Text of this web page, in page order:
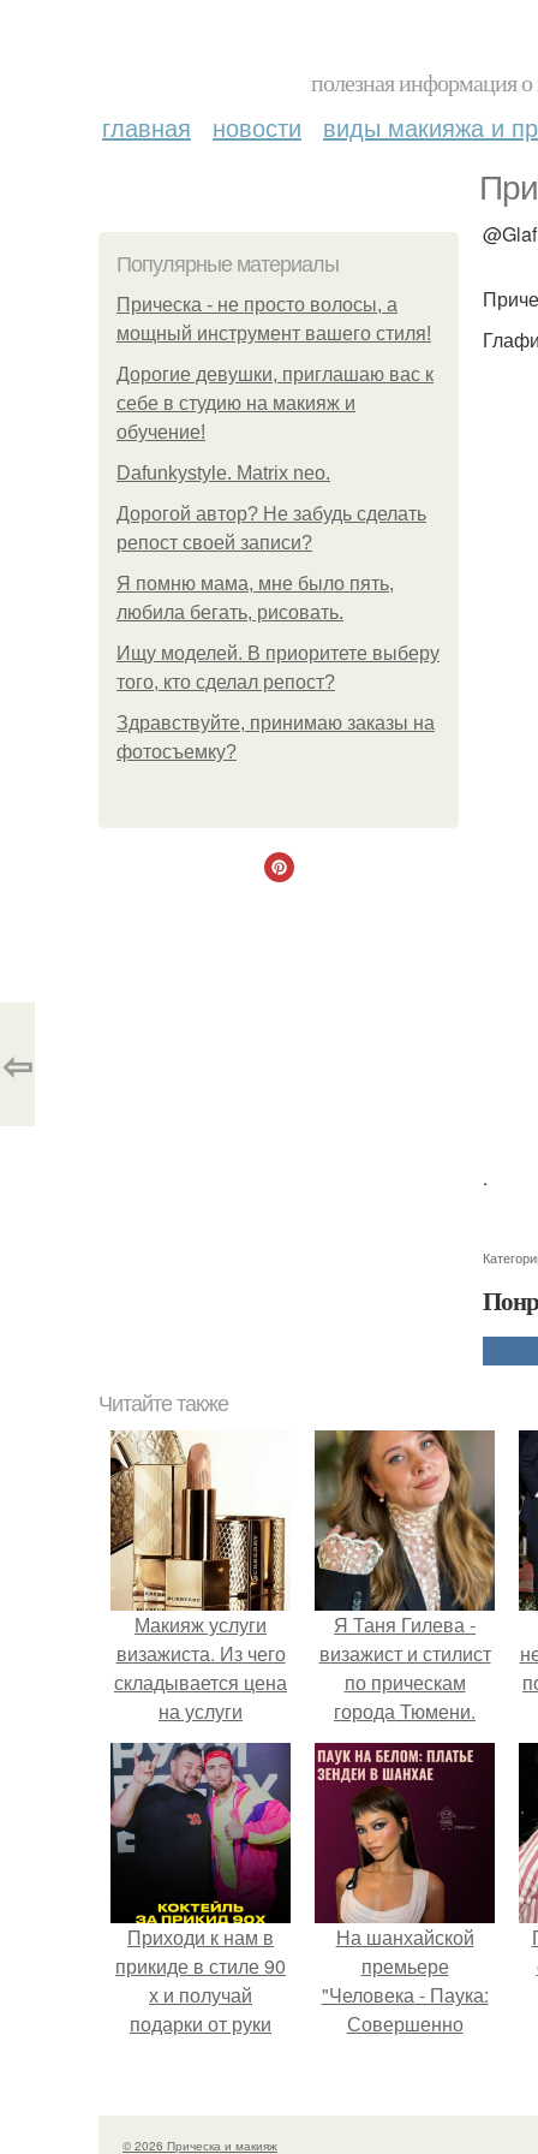
полезная информация
главная новости виды макияжа и
Популярные материалы
Прическа - не просто волосы, а
мощный инструмент вашего стиля!
Дорогие девушки, приглашаю вас к
себе в студию на макияж и
обучение!
Dafunkystyle. Matrix neo.
Дорогой автор? Не забудь сделать
репост своей записи?
Я помню мама, мне было пять,
любила бегать, рисовать.
Ищу моделей. В приоритете выберу
того, кто сделал репост?
Здравствуйте, принимаю заказы на
фотосъемку?
.
⇦
Читайте также
Макияж услуги
визажиста. Из чего
складывается цена
на услуги
профессионального
визажиста -
стилиста?
Я Таня Гилева -
визажист и стилист
по прическам
города Тюмени.
Приходи к нам в
прикиде в стиле 90
х и получай
подарки от руки
На шанхайской
премьере
"Человека - Паука:
Совершенно
просто очередной
© 2026 Прическа и макияж